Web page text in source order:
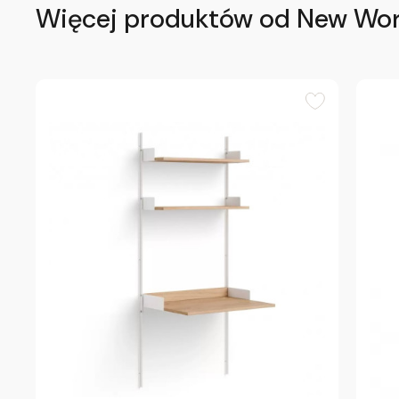
Więcej produktów od New